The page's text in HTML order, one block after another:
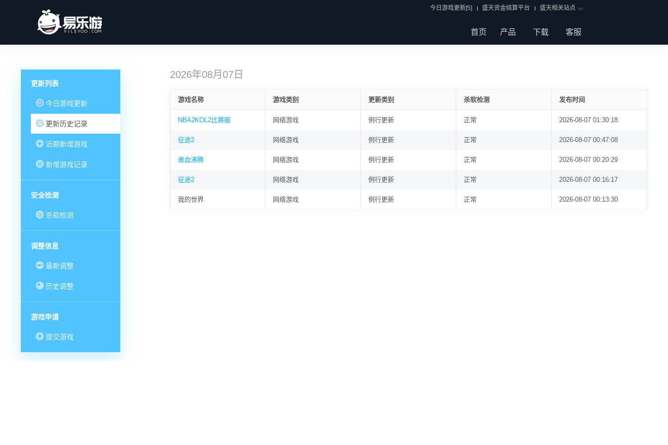
今日游戏更新[5] 盛天资金结算平台 盛天相关站点
首页 产品 下载 客服
更新列表
今日游戏更新
更新历史记录
近期新增游戏
新增游戏记录
安全检测
杀软检测
调整信息
最新调整
历史调整
游戏申请
提交游戏
2026年08月07日
游戏名称 游戏类别 更新类别 杀软检测 发布时间
NBA2KOL2比赛服 网络游戏 例行更新 正常 2026-08-07 01:30:18
征途2 网络游戏 例行更新 正常 2026-08-07 00:47:08
兽血沸腾 网络游戏 例行更新 正常 2026-08-07 00:20:29
征途2 网络游戏 例行更新 正常 2026-08-07 00:16:17
我的世界 网络游戏 例行更新 正常 2026-08-07 00:13:30